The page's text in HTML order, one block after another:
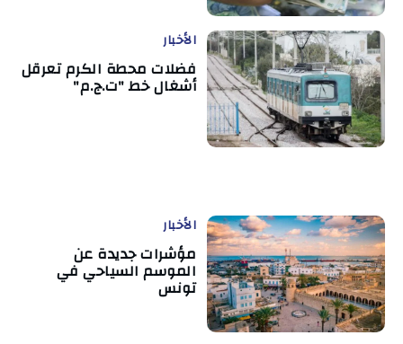
الأخبار
فضلات محطة الكرم تعرقل
أشغال خط "ت.ج.م"
الأخبار
مؤشرات جديدة عن
الموسم السياحي في
تونس